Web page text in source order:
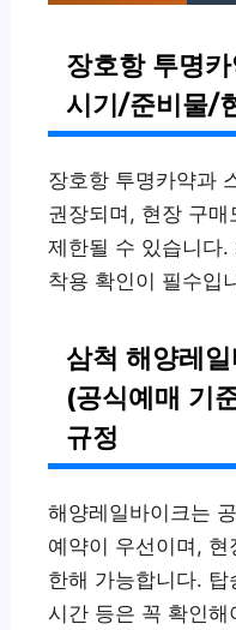
장호항 투명
시기/준비물/
장호항 투명카약과
권장되며, 현장 구
제한될 수 있습니다.
착용 확인이 필수입
삼척 해양레
(공식예매 기
규정
해양레일바이크는
예약이 우선이며,
한해 가능합니다. 탑
시간 등은 꼭 확인해